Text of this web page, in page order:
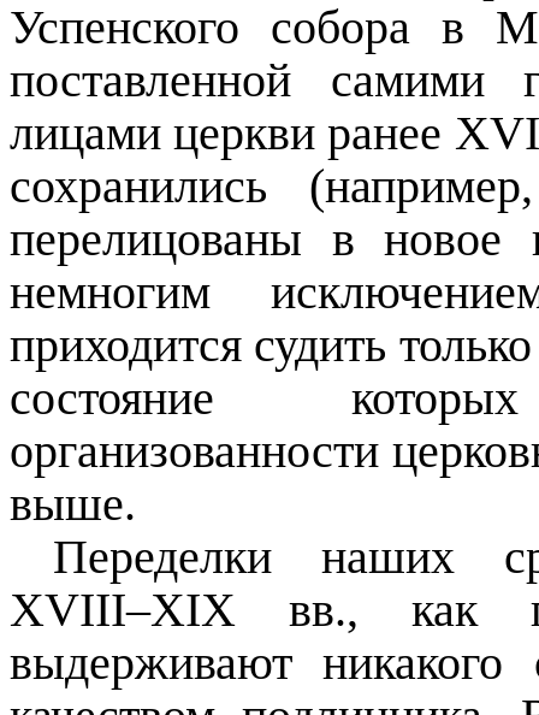
Успенского собора в
поставленной самими
лицами церкви ранее
сохранились
перелицованы в новое
немногим
приходится судить
состояние
организованности
выше.
Переделки наших
XVIII–XIX вв., как
выдерживают никакого